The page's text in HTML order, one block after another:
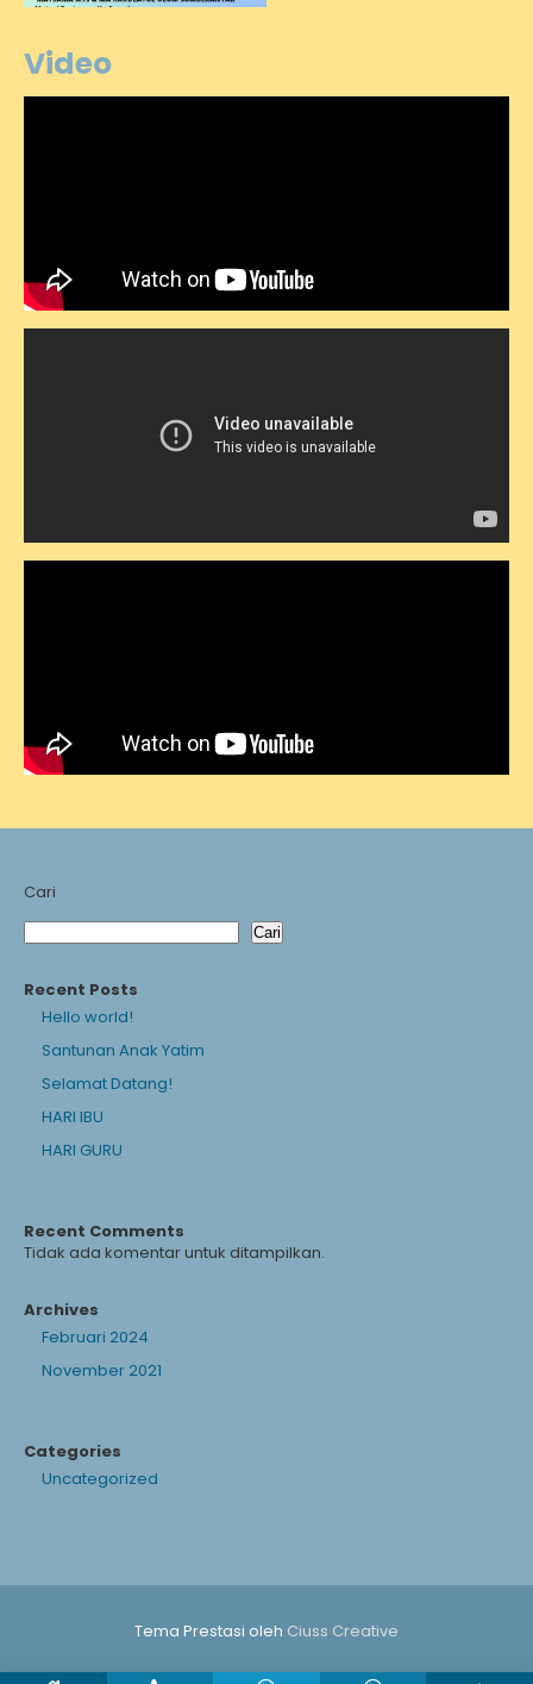
Video
Cari
Cari
Recent Posts
Hello world!
Santunan Anak Yatim
Selamat Datang!
HARI IBU
HARI GURU
Recent Comments
Tidak ada komentar untuk ditampilkan.
Archives
Februari 2024
November 2021
Categories
Uncategorized
Tema Prestasi oleh Ciuss Creative